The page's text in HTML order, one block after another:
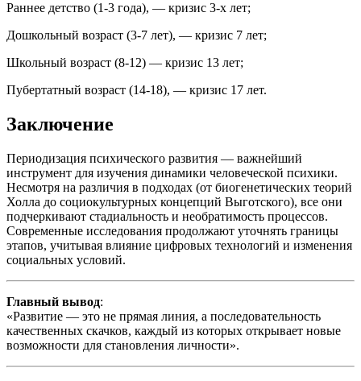
Раннее детство (1-3 года), — кризис 3-х лет;
Дошкольный возраст (3-7 лет), — кризис 7 лет;
Школьный возраст (8-12) — кризис 13 лет;
Пубертатный возраст (14-18), — кризис 17 лет.
Заключение
Периодизация психического развития — важнейший
инструмент для изучения динамики человеческой психики.
Несмотря на различия в подходах (от биогенетических теорий
Холла до социокультурных концепций Выготского), все они
подчеркивают стадиальность и необратимость процессов.
Современные исследования продолжают уточнять границы
этапов, учитывая влияние цифровых технологий и изменения
социальных условий.
Главный вывод:
«Развитие — это не прямая линия, а последовательность
качественных скачков, каждый из которых открывает новые
возможности для становления личности».